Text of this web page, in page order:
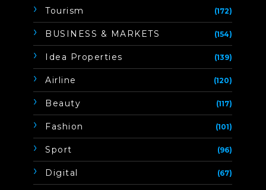
Tourism (172)
BUSINESS & MARKETS (154)
Idea Properties (139)
Airline (120)
Beauty (117)
Fashion (101)
Sport (96)
Digital (67)